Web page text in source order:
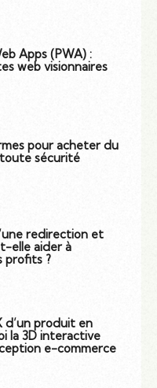
Apps (PWA) :
web visionnaires
pour acheter du
sécurité
redirection et
elle aider à
profits ?
d’un produit en
la 3D interactive
e-commerce